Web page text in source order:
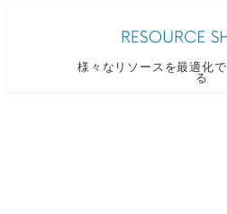
様々なリソースを最適化
る